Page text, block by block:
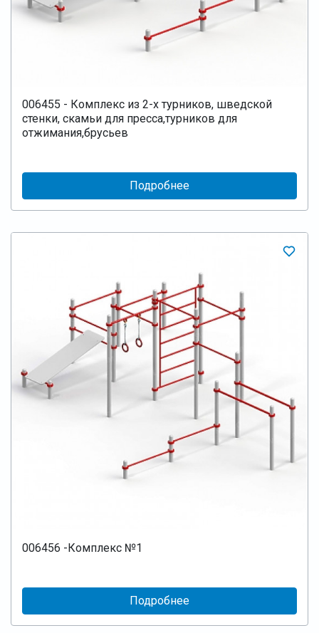
006455 - Комплекс из 2-х турников, шведской
стенки, скамьи для пресса,турников для
отжимания,брусьев
Подробнее
006456 -Комплекс №1
Подробнее